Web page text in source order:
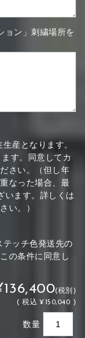
ン」刺繍場所を
産となります。
す。同意してカ
さい。（但し年
なった場合、最
います。詳しくは
い。）
テッチ色発送先の
の条件に同意し
(税別)
(税込 ¥150,040 )
数量